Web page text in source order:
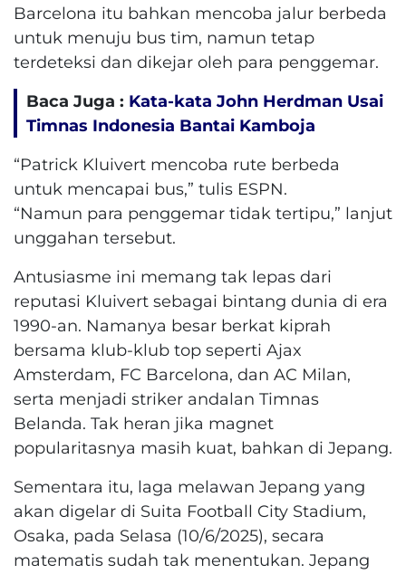
Barcelona itu bahkan mencoba jalur berbeda
untuk menuju bus tim, namun tetap
terdeteksi dan dikejar oleh para penggemar.
Baca Juga : Kata-kata John Herdman Usai
Timnas Indonesia Bantai Kamboja
“Patrick Kluivert mencoba rute berbeda
untuk mencapai bus,” tulis ESPN.
“Namun para penggemar tidak tertipu,” lanjut
unggahan tersebut.
Antusiasme ini memang tak lepas dari
reputasi Kluivert sebagai bintang dunia di era
1990-an. Namanya besar berkat kiprah
bersama klub-klub top seperti Ajax
Amsterdam, FC Barcelona, dan AC Milan,
serta menjadi striker andalan Timnas
Belanda. Tak heran jika magnet
popularitasnya masih kuat, bahkan di Jepang.
Sementara itu, laga melawan Jepang yang
akan digelar di Suita Football City Stadium,
Osaka, pada Selasa (10/6/2025), secara
matematis sudah tak menentukan. Jepang